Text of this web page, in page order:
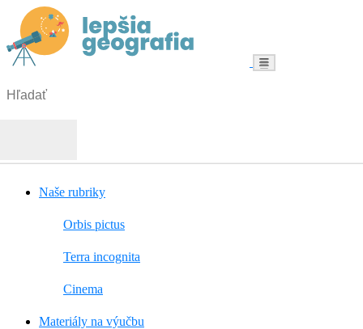
Menu
Naše rubriky
Orbis pictus
Terra incognita
Cinema
Materiály na výučbu